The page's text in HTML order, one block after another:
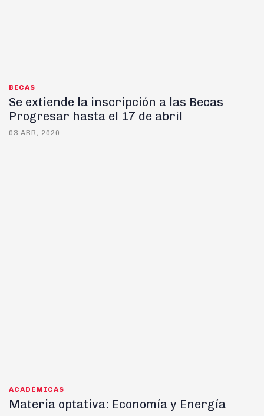
BECAS
Se extiende la inscripción a las Becas
Progresar hasta el 17 de abril
03 ABR, 2020
ACADÉMICAS
Materia optativa: Economía y Energía